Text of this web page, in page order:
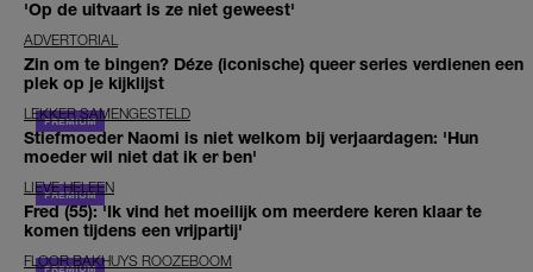
'Op de uitvaart is ze niet geweest'
ADVERTORIAL
Zin om te bingen? Déze (iconische) queer series verdienen een
plek op je kijklijst
LEKKER SAMENGESTELD
Stiefmoeder Naomi is niet welkom bij verjaardagen: 'Hun
moeder wil niet dat ik er ben'
LIEVE HELEEN
Fred (55): 'Ik vind het moeilijk om meerdere keren klaar te
komen tijdens een vrijpartij'
FLOOR BAKHUYS ROOZEBOOM